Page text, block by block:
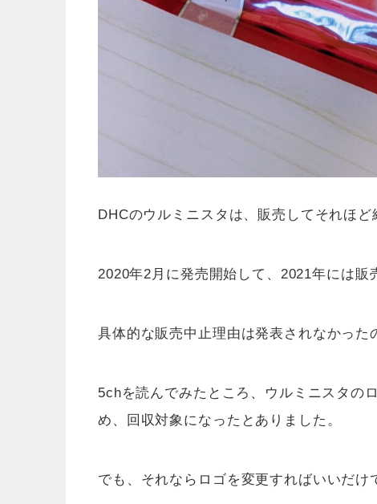
DHCのウルミニスタは、販売してそれほ
2020年2月に発売開始して、2021年には販
具体的な販売中止理由は発表されなかっ
5chを読んでみたところ、ウルミニスタの
め、回収対象になったとありました。
でも、それならロゴを変更すればいいだけ